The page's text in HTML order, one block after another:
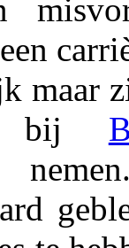
maar
bij